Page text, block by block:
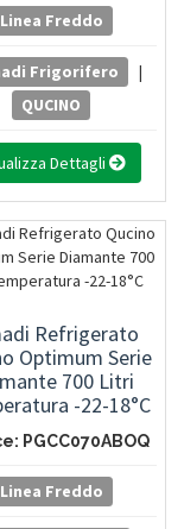
Linea Freddo
Frigorifero
|
QUCINO
Dettagli
Refrigerato
Optimum Serie
700 Litri
-22-18°C
PGCC070ABOQ
Linea Freddo